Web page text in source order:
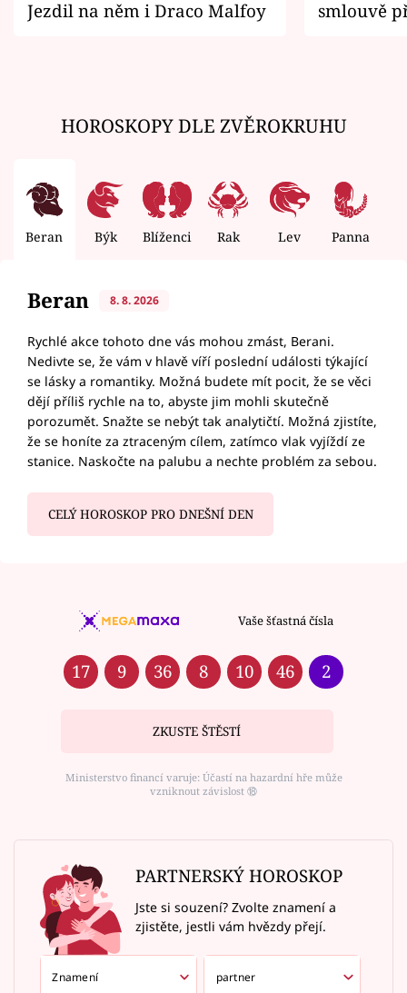
Jezdil na něm i Draco Malfoy
smlouvě
HOROSKOPY DLE ZVĚROKRUHU
Beran Býk Blíženci Rak Lev Panna
Beran 8. 8. 2026
Rychlé akce tohoto dne vás mohou zmást, Berani.
Nedivte se, že vám v hlavě víří poslední události týkající
se lásky a romantiky. Možná budete mít pocit, že se věci
dějí příliš rychle na to, abyste jim mohli skutečně
porozumět. Snažte se nebýt tak analytičtí. Možná zjistíte,
že se honíte za ztraceným cílem, zatímco vlak vyjíždí ze
stanice. Naskočte na palubu a nechte problém za sebou.
CELÝ HOROSKOP PRO DNEŠNÍ DEN
Vaše šťastná čísla
17 9 36 8 10 46 2
ZKUSTE ŠTĚSTÍ
Ministerstvo financí varuje: Účastí na hazardní hře může
vzniknout závislost ⑱
PARTNERSKÝ HOROSKOP
Jste si souzení? Zvolte znamení a
zjistěte, jestli vám hvězdy přejí.